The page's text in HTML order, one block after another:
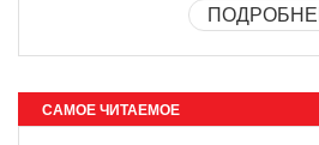
САМОЕ ЧИТАЕМОЕ